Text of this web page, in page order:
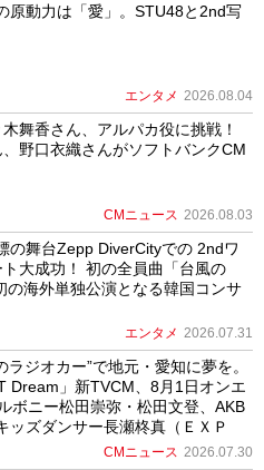
原動力は「愛」。STU48と2nd写
エンタメ 2026.08.04
舞香さん、アルパカ役に挑戦！
野口衣織さんがソフトバンクCM
CMニュース 2026.08.03
の舞台Zepp DiverCityでの 2ndワ
大成功！ 初の全員曲「台風の
の海外単独公演となる韓国コンサ
エンタメ 2026.07.31
ラジオカー”で地元・愛知に夢を。
Dream」新TVCM、8月1日オンエ
ボニー松田崇弥・松田文登、AKB
ッズダンサー長瀬柊真（ＥＸＰ
CMニュース 2026.07.30